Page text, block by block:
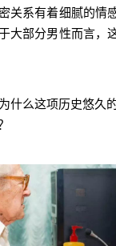
关系有着细腻的情
大部分男性而言，
什么这项历史悠久